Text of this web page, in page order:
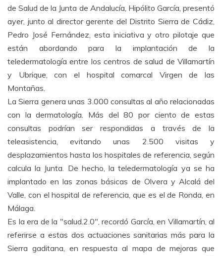
de Salud de la Junta de Andalucía, Hipólito García, presentó
ayer, junto al director gerente del Distrito Sierra de Cádiz,
Pedro José Fernández, esta iniciativa y otro pilotaje que
están abordando para la implantación de la
teledermatología entre los centros de salud de Villamartín
y Ubrique, con el hospital comarcal Virgen de las
Montañas.
La Sierra genera unas 3.000 consultas al año relacionadas
con la dermatología. Más del 80 por ciento de estas
consultas podrían ser respondidas a través de la
teleasistencia, evitando unas 2.500 visitas y
desplazamientos hasta los hospitales de referencia, según
calcula la Junta. De hecho, la teledermatología ya se ha
implantado en las zonas básicas de Olvera y Alcalá del
Valle, con el hospital de referencia, que es el de Ronda, en
Málaga.
Es la era de la "salud.2.0", recordó García, en Villamartín, al
referirse a estas dos actuaciones sanitarias más para la
Sierra gaditana, en respuesta al mapa de mejoras que